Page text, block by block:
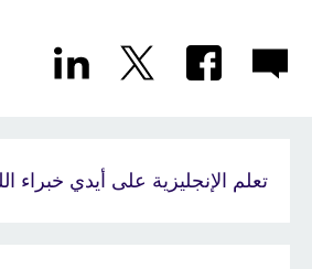
تعلم الإنجليزية على أيدي خبراء